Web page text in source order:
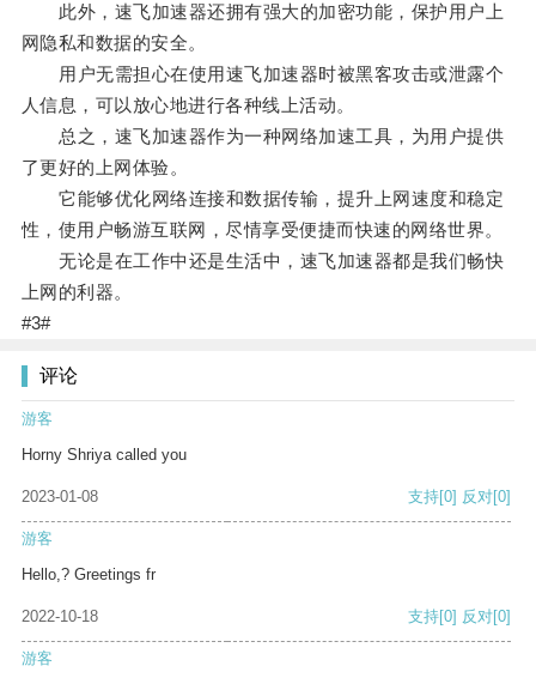
此外，速飞加速器还拥有强大的加密功能，保护用户上
网隐私和数据的安全。
用户无需担心在使用速飞加速器时被黑客攻击或泄露个
人信息，可以放心地进行各种线上活动。
总之，速飞加速器作为一种网络加速工具，为用户提供
了更好的上网体验。
它能够优化网络连接和数据传输，提升上网速度和稳定
性，使用户畅游互联网，尽情享受便捷而快速的网络世界。
无论是在工作中还是生活中，速飞加速器都是我们畅快
上网的利器。
#3#
评论
游客
Horny Shriya called you
2023-01-08 支持[0] 反对[0]
游客
Hello,? Greetings fr
2022-10-18 支持[0] 反对[0]
游客